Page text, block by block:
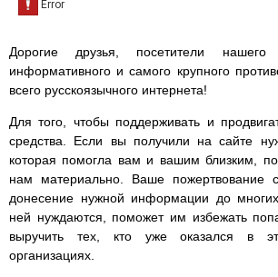
Дорогие друзья, посетители
информативного и самого крупного
всего русскоязычного интернета!
Для того, чтобы поддерживать и
средства. Если вы получили на сайте
которая помогла вам и вашим близким,
нам материально. Ваше пожертвование
донесение нужной информации до
ней нуждаются, поможет им избежать
выручить тех, кто уже оказался в
организациях.